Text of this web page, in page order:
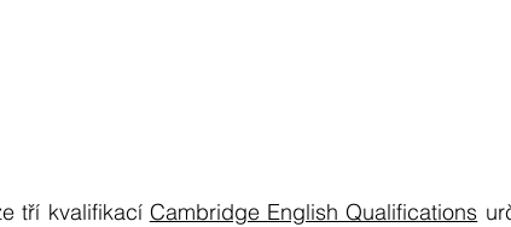
tří kvalifikací Cambridge English Qualifications